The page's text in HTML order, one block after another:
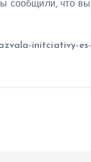
что
initciativy-